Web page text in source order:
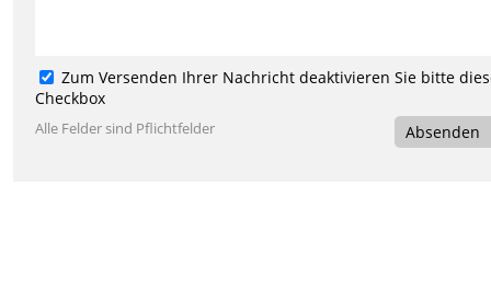
Zum Versenden Ihrer Nachricht deaktivieren Sie bitte
Checkbox
Alle Felder sind Pflichtfelder Absenden